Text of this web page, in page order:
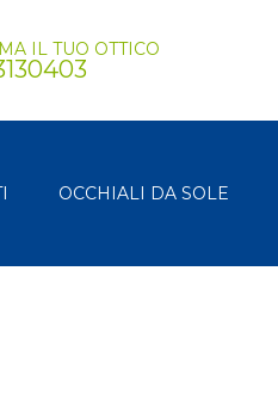
IL TUO OTTICO
OCCHIALI DA SOLE